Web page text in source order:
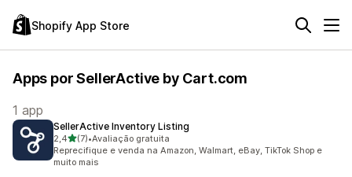
Shopify App Store
Apps por SellerActive by Cart.com
1 app
SellerActive Inventory Listing
2,4de 5 estrelas
(7)
7 avaliações ao todo
•Avaliação gratuita
Reprecifique e venda na Amazon, Walmart, eBay, TikTok Shop e
muito mais